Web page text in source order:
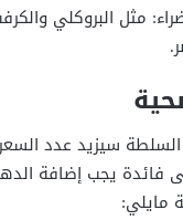
مثل البروكلي
سيزيد عدد
يجب إضافة
مايلي: